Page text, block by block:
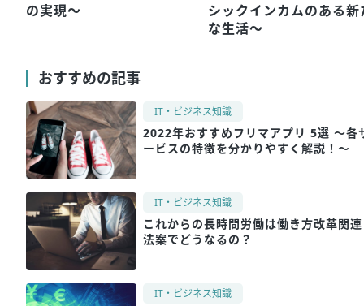
の実現～
シックインカムのある新
な生活～
おすすめの記事
IT・ビジネス知識
2022年おすすめフリマアプリ 5選 ～各
ービスの特徴を分かりやすく解説！～
IT・ビジネス知識
これからの長時間労働は働き方改革関連
法案でどうなるの？
IT・ビジネス知識